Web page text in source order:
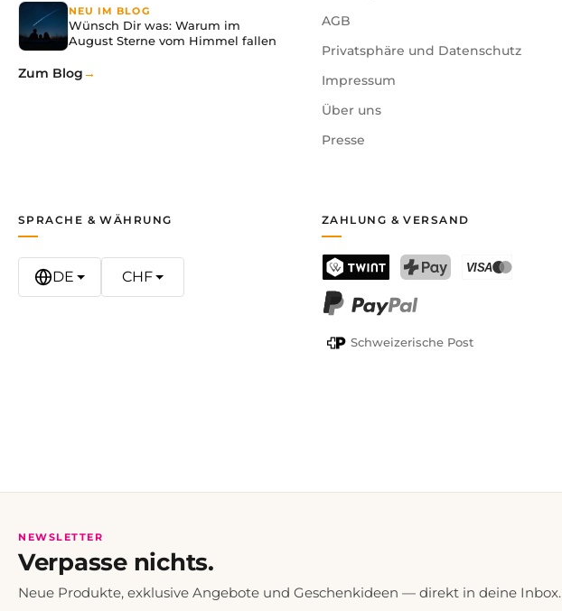
NEU IM BLOG
Wünsch Dir was: Warum im
August Sterne vom Himmel fallen
Zum Blog
AGB
Privatsphäre und Datenschutz
Impressum
Über uns
Presse
ZAHLUNG & VERSAND
TWINT
Schweizerische Post
SPRACHE & WÄHRUNG
DE CHF
NEWSLETTER
Verpasse nichts.
Neue Produkte, exklusive Angebote und Geschenkideen — direkt in deine Inbox.